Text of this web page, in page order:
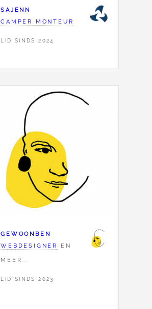
SAJENN
CAMPER MONTEUR
LID SINDS 2024
GEWOONBEN
WEBDESIGNER
EN
MEER...
LID SINDS 2023